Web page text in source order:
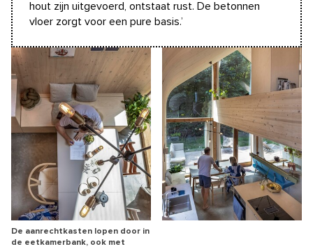
hout zijn uitgevoerd, ontstaat rust. De betonnen
vloer zorgt voor een pure basis.’
De aanrechtkasten lopen door in
de eetkamerbank, ook met